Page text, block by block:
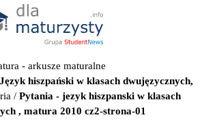
- arkusze maturalne
Język hiszpański w klasach dwujęzycznych,
/ Pytania - jezyk hiszpanski w klasach
, matura 2010 cz2-strona-01